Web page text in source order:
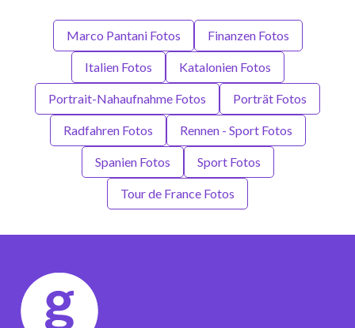
Marco Pantani Fotos Finanzen Fotos
Italien Fotos Katalonien Fotos
Portrait-Nahaufnahme Fotos Porträt Fotos
Radfahren Fotos Rennen - Sport Fotos
Spanien Fotos Sport Fotos
Tour de France Fotos